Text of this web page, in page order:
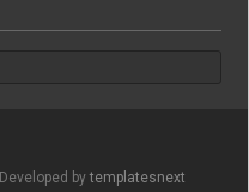
bytemplatesnext